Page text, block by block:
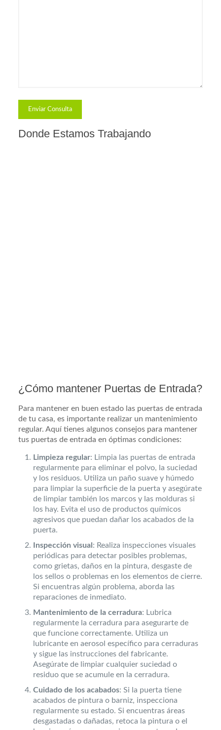
Donde Estamos Trabajando
¿Cómo mantener Puertas de Entrada?
Para mantener en buen estado las puertas de entrada
de tu casa, es importante realizar un mantenimiento
regular. Aquí tienes algunos consejos para mantener
tus puertas de entrada en óptimas condiciones:
Limpieza regular: Limpia las puertas de entrada
regularmente para eliminar el polvo, la suciedad
y los residuos. Utiliza un paño suave y húmedo
para limpiar la superficie de la puerta y asegúrate
de limpiar también los marcos y las molduras si
los hay. Evita el uso de productos químicos
agresivos que puedan dañar los acabados de la
puerta.
Inspección visual : Realiza inspecciones visuales
periódicas para detectar posibles problemas,
como grietas, daños en la pintura, desgaste de
los sellos o problemas en los elementos de cierre.
Si encuentras algún problema, aborda las
reparaciones de inmediato.
Mantenimiento de la cerradura: Lubrica
regularmente la cerradura para asegurarte de
que funcione correctamente. Utiliza un
lubricante en aerosol específico para cerraduras
y sigue las instrucciones del fabricante.
Asegúrate de limpiar cualquier suciedad o
residuo que se acumule en la cerradura.
Cuidado de los acabados: Si la puerta tiene
acabados de pintura o barniz, inspecciona
regularmente su estado. Si encuentras áreas
desgastadas o dañadas, retoca la pintura o el